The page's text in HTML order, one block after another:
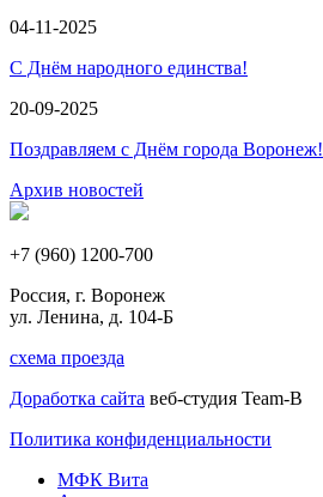
04-11-2025
С Днём народного единства!
20-09-2025
Поздравляем с Днём города Воронеж!
Архив новостей
+7 (960) 1200-700
Россия, г. Воронеж
ул. Ленина, д. 104-Б
схема проезда
Доработка сайта веб-студия Team-B
Политика конфиденциальности
МФК Вита